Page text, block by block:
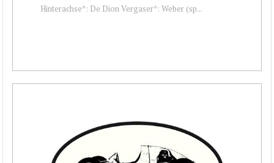
Hinterachse*: De Dion Vergaser*: Weber (sp...